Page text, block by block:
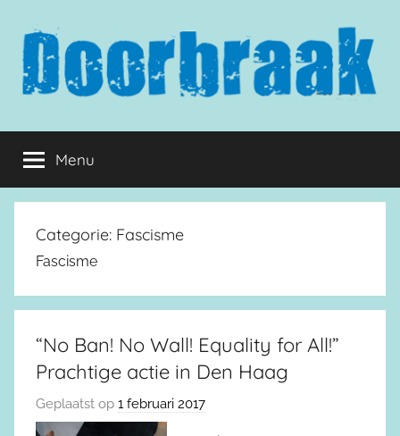
inhoud
springen
Doorbraak.eu
Menu
Categorie: Fascisme
Fascisme
“No Ban! No Wall! Equality for All!”
Prachtige actie in Den Haag
Geplaatst op 1 februari 2017